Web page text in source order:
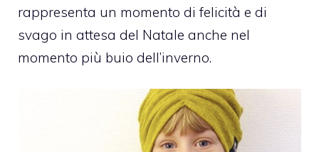
rappresenta un momento di felicità e di
svago in attesa del Natale anche nel
momento più buio dell’inverno.